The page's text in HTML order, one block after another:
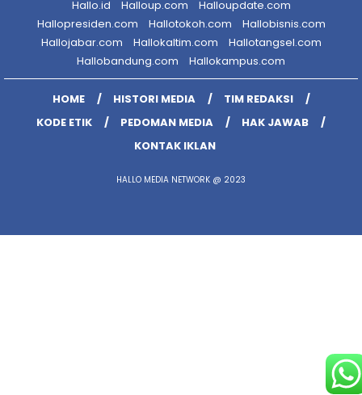
Hallo.id
Halloup.com
Halloupdate.com
Hallopresiden.com
Hallotokoh.com
Hallobisnis.com
Hallojabar.com
Hallokaltim.com
Hallotangsel.com
Hallobandung.com
Hallokampus.com
HOME HISTORI MEDIA
TIM REDAKSI
KODE ETIK
PEDOMAN MEDIA
HAK JAWAB
KONTAK IKLAN
HALLO MEDIA NETWORK @ 2023